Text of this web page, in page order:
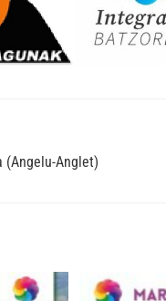
(Angelu-Anglet)